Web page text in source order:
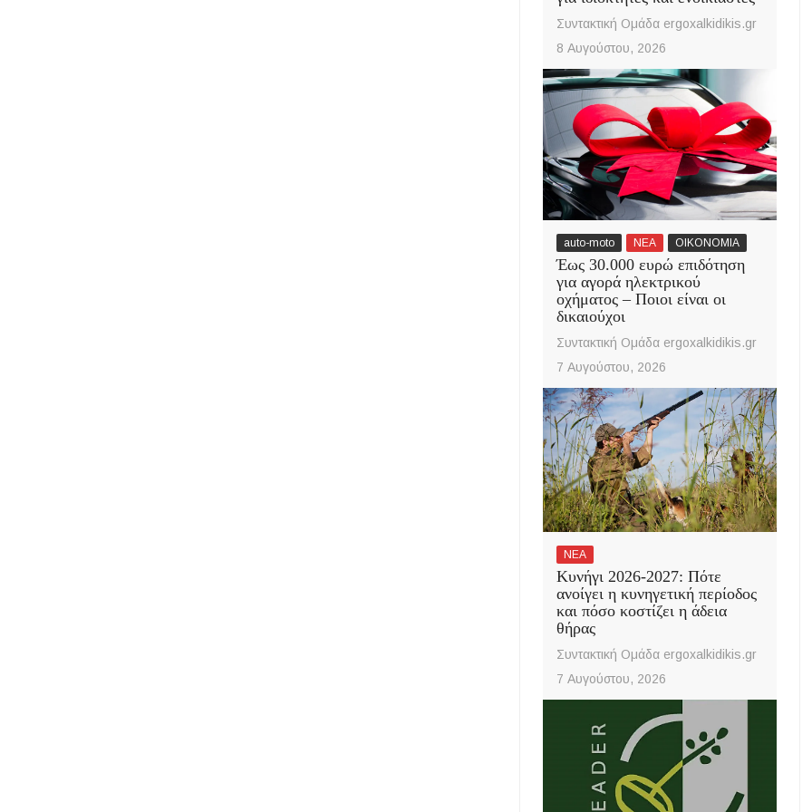
Συντακτική Ομάδα ergoxalkidikis.gr
8 Αυγούστου, 2026
auto-moto ΝΕΑ ΟΙΚΟΝΟΜΙΑ
Έως 30.000 ευρώ επιδότηση
για αγορά ηλεκτρικού
οχήματος – Ποιοι είναι οι
δικαιούχοι
Συντακτική Ομάδα ergoxalkidikis.gr
7 Αυγούστου, 2026
ΝΕΑ
Κυνήγι 2026-2027: Πότε
ανοίγει η κυνηγετική περίοδος
και πόσο κοστίζει η άδεια
θήρας
Συντακτική Ομάδα ergoxalkidikis.gr
7 Αυγούστου, 2026